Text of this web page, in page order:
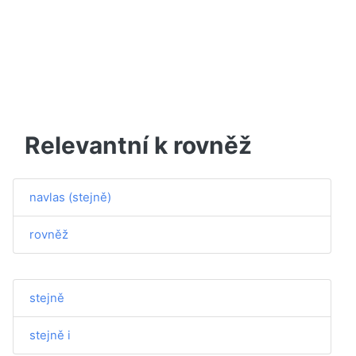
Relevantní k rovněž
navlas (stejně)
rovněž
stejně
stejně i